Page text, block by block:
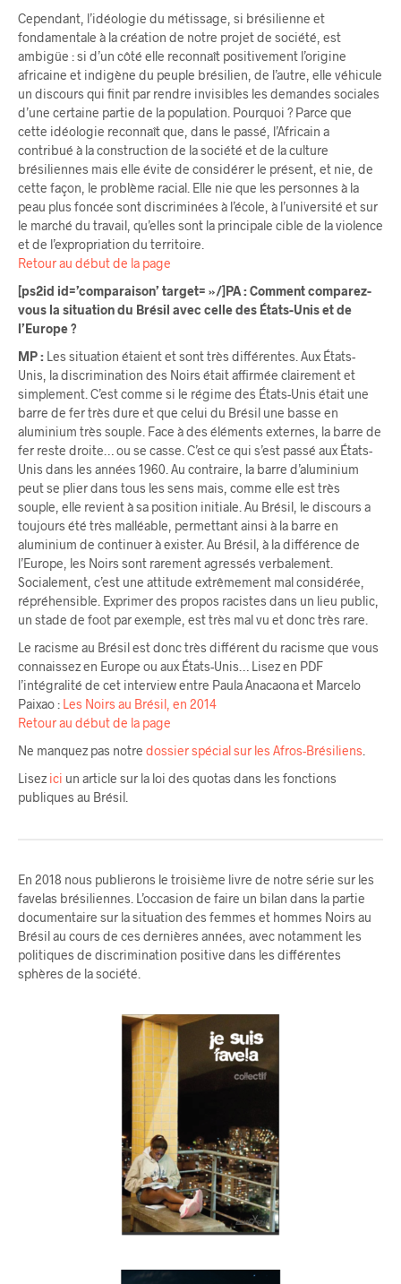
Cependant, l’idéologie du métissage, si brésilienne et
fondamentale à la création de notre projet de société, est
ambigüe : si d’un côté elle reconnaît positivement l’origine
africaine et indigène du peuple brésilien, de l’autre, elle véhicule
un discours qui finit par rendre invisibles les demandes sociales
d’une certaine partie de la population. Pourquoi ? Parce que
cette idéologie reconnaît que, dans le passé, l’Africain a
contribué à la construction de la société et de la culture
brésiliennes mais elle évite de considérer le présent, et nie, de
cette façon, le problème racial. Elle nie que les personnes à la
peau plus foncée sont discriminées à l’école, à l’université et sur
le marché du travail, qu’elles sont la principale cible de la violence
et de l’expropriation du territoire.
Retour au début de la page
[ps2id id=’comparaison’ target= »/]PA : Comment comparez-
vous la situation du Brésil avec celle des États-Unis et de
l’Europe ?
MP : Les situation étaient et sont très différentes. Aux États-
Unis, la discrimination des Noirs était affirmée clairement et
simplement. C’est comme si le régime des États-Unis était une
barre de fer très dure et que celui du Brésil une basse en
aluminium très souple. Face à des éléments externes, la barre de
fer reste droite… ou se casse. C’est ce qui s’est passé aux États-
Unis dans les années 1960. Au contraire, la barre d’aluminium
peut se plier dans tous les sens mais, comme elle est très
souple, elle revient à sa position initiale. Au Brésil, le discours a
toujours été très malléable, permettant ainsi à la barre en
aluminium de continuer à exister. Au Brésil, à la différence de
l’Europe, les Noirs sont rarement agressés verbalement.
Socialement, c’est une attitude extrêmement mal considérée,
répréhensible. Exprimer des propos racistes dans un lieu public,
un stade de foot par exemple, est très mal vu et donc très rare.
Le racisme au Brésil est donc très différent du racisme que vous
connaissez en Europe ou aux États-Unis… Lisez en PDF
l’intégralité de cet interview entre Paula Anacaona et Marcelo
Paixao : Les Noirs au Brésil, en 2014
Retour au début de la page
Ne manquez pas notre dossier spécial sur les Afros-Brésiliens
Lisez ici un article sur la loi des quotas dans les fonctions
publiques au Brésil.
En 2018 nous publierons le troisième livre de notre série sur les
favelas brésiliennes. L’occasion de faire un bilan dans la partie
documentaire sur la situation des femmes et hommes Noirs au
Brésil au cours de ces dernières années, avec notamment les
politiques de discrimination positive dans les différentes
sphères de la société.